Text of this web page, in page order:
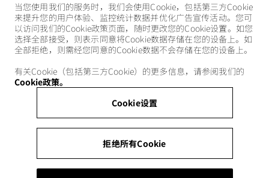
当您使用我们的服务时，我们会使用Cookie，包括第三方Cookie
来提升您的用户体验、监控统计数据并优化广告宣传活动。您可
以访问我们的Cookie政策页面，随时更改您的Cookie设置。如您
选择全部接受，则表示同意将Cookie数据存储在您的设备上。如
全部拒绝，则需经您同意的Cookie数据不会存储在您的设备上。
有关Cookie（包括第三方Cookie）的更多信息，请参阅我们的
Cookie政策。
Cookie设置
拒绝所有Cookie